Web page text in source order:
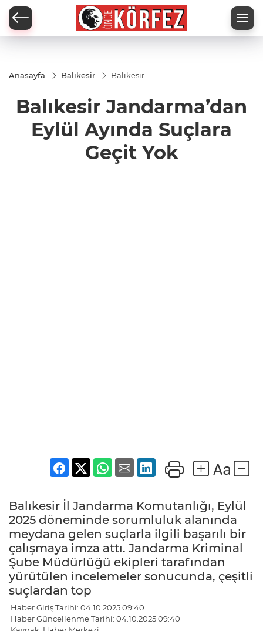
Anasayfa Balıkesir
Balıkesir
Suçlara Geçit
Yok
Balıkesir Jandarma’dan
Eylül Ayında Suçlara
Geçit Yok
Balıkesir İl Jandarma Komutanlığı, Eylül
2025 döneminde sorumluluk alanında
meydana gelen suçlarla ilgili başarılı bir
çalışmaya imza attı. Jandarma Kriminal
Şube Müdürlüğü ekipleri tarafından
yürütülen incelemeler sonucunda, çeşitli
suçlardan top
Haber Giriş Tarihi: 04.10.2025 09:40
Haber Güncellenme Tarihi: 04.10.2025 09:40